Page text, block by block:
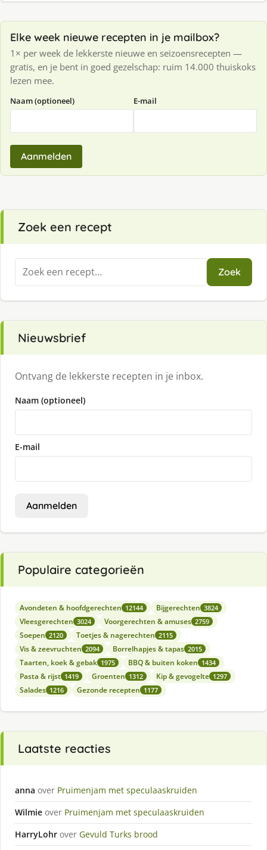
Elke week nieuwe recepten in je mailbox?
1× per week de lekkerste nieuwe en seizoensrecepten —
gratis, en je bent in goed gezelschap: ruim 14.000 thuiskoks
lezen mee.
Naam (optioneel) E-mail
Aanmelden
Zoek een recept
Zoeken
naar:
Zoek
Nieuwsbrief
Ontvang de lekkerste recepten in je inbox.
Naam (optioneel)
E-mail
Aanmelden
Populaire categorieën
Avondeten & hoofdgerechten 12144 Bijgerechten 3824
Vleesgerechten 3024 Voorgerechten & amuses 2759
Soepen 2120 Toetjes & nagerechten 2115
Vis & zeevruchten 2094 Borrelhapjes & tapas 2015
Taarten, koek & gebak 1975 BBQ & buiten koken 1434
Pasta & rijst 1419 Groenten 1312 Kip & gevogelte 1297
Salades 1216 Gezonde recepten 1177
Laatste reacties
anna over Pruimenjam met speculaaskruiden
Wilmie over Pruimenjam met speculaaskruiden
HarryLohr over Gevuld Turks brood